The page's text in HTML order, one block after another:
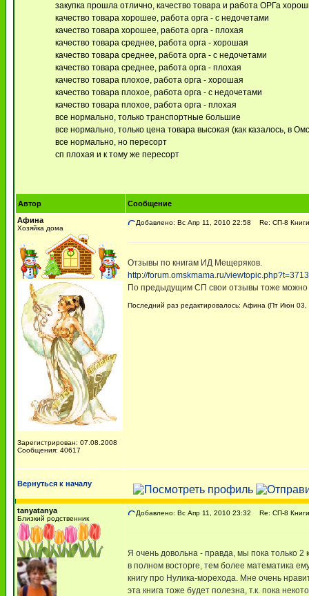
закупка прошла отлично, качество товара и работа ОРГа
качество товара хорошее, работа орга - с недочетами
качество товара хорошее, работа орга - плохая
качество товара среднее, работа орга - хорошая
качество товара среднее, работа орга - с недочетами
качество товара среднее, работа орга - плохая
качество товара плохое, работа орга - хорошая
качество товара плохое, работа орга - с недочетами
качество товара плохое, работа орга - плохая
все нормально, только транспортные большие
все нормально, только цена товара высокая (как казалось, в
все нормально, но пересорт
сп плохая и к тому же пересорт
Автор
Сообщение
Афина
Хозяйка дома
Зарегистрирован: 07.08.2008
Сообщения: 40617
Добавлено: Вс Апр 11, 2010 22:58 Re: СП-8
Отзывы по книгам ИД Мещеряков.
http://forum.omskmama.ru/
По предыдущим СП свои отзывы тоже можно
Последний раз редактировалось: Афина (Пт Июн 03,
Вернуться к началу
tanyatanya
Близкий родственник
Добавлено: Вс Апр 11, 2010 23:32 Re: СП-8
Я очень довольна - правда, мы пока только
в полном восторге, тем более математика
книгу про Нулика-морехода. Мне очень
эта книга тоже будет полезна, т.к. пока